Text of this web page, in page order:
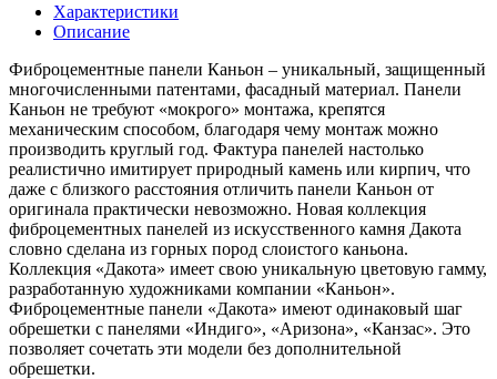
Характеристики
Описание
Фиброцементные панели Каньон – уникальный, защищенный
многочисленными патентами, фасадный материал. Панели
Каньон не требуют «мокрого» монтажа, крепятся
механическим способом, благодаря чему монтаж можно
производить круглый год. Фактура панелей настолько
реалистично имитирует природный камень или кирпич, что
даже с близкого расстояния отличить панели Каньон от
оригинала практически невозможно. Новая коллекция
фиброцементных панелей из искусственного камня Дакота
словно сделана из горных пород слоистого каньона.
Коллекция «Дакота» имеет свою уникальную цветовую гамму,
разработанную художниками компании «Каньон».
Фиброцементные панели «Дакота» имеют одинаковый шаг
обрешетки с панелями «Индиго», «Аризона», «Канзас». Это
позволяет сочетать эти модели без дополнительной
обрешетки.